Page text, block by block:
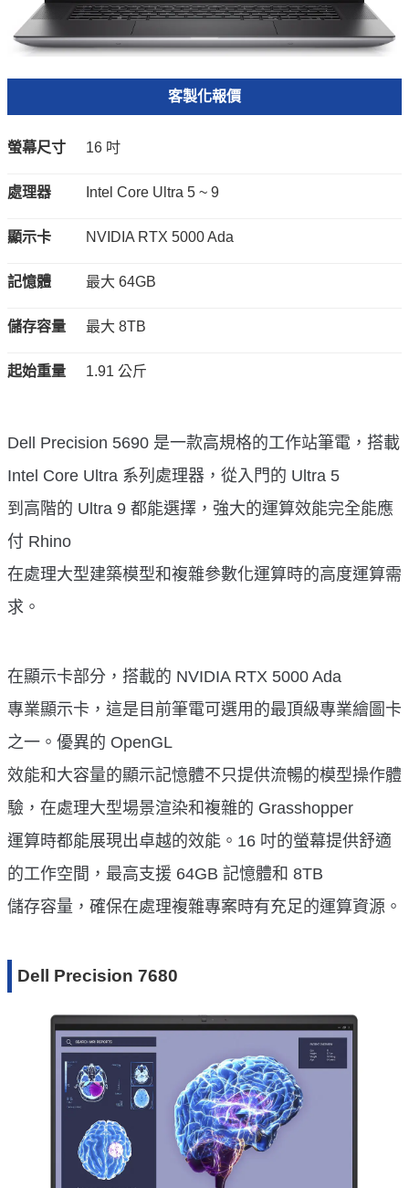
客製化報價
螢幕尺寸 16 吋
處理器 Intel Core Ultra 5 ~ 9
顯示卡 NVIDIA RTX 5000 Ada
記憶體 最大 64GB
儲存容量 最大 8TB
起始重量 1.91 公斤
Dell Precision 5690 是一款高規格的工作站筆電，搭載
Intel Core Ultra 系列處理器，從入門的 Ultra 5
到高階的 Ultra 9 都能選擇，強大的運算效能完全能應
付 Rhino
在處理大型建築模型和複雜參數化運算時的高度運算需
求。
在顯示卡部分，搭載的 NVIDIA RTX 5000 Ada
專業顯示卡，這是目前筆電可選用的最頂級專業繪圖卡
之一。優異的 OpenGL
效能和大容量的顯示記憶體不只提供流暢的模型操作體
驗，在處理大型場景渲染和複雜的 Grasshopper
運算時都能展現出卓越的效能。16 吋的螢幕提供舒適
的工作空間，最高支援 64GB 記憶體和 8TB
儲存容量，確保在處理複雜專案時有充足的運算資源。
Dell Precision 7680